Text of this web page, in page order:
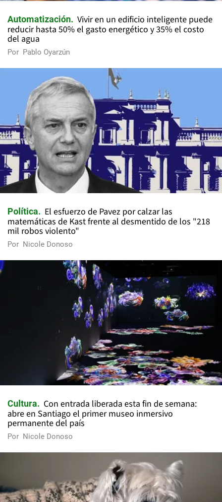
Automatización
Vivir en un edificio inteligente puede
reducir hasta 50% el gasto energético y 35% el costo
del agua
Por Pablo Oyarzún
Política
El esfuerzo de Pavez por calzar las
matemáticas de Kast frente al desmentido de los "218
mil robos violento"
Por Nicole Donoso
Cultura
Con entrada liberada esta fin de semana:
abre en Santiago el primer museo inmersivo
permanente del país
Por Nicole Donoso